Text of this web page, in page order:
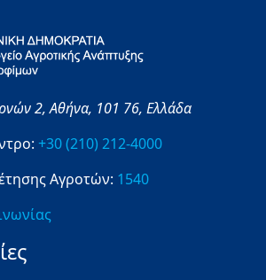
2,Αθήνα, 101 76, Ελλάδα
+30 (210) 212-4000
Αγροτών: 1540